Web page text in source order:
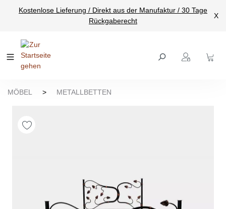
springen
Kostenlose Lieferung / Direkt aus der Manufaktur / 30 Tage
Rückgaberecht
X
MÖBEL > METALLBETTEN